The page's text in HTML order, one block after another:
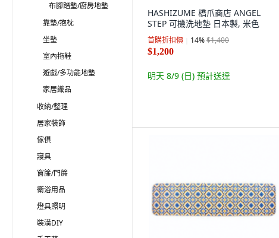
布腳踏墊/廚房地墊
靠墊/抱枕
坐墊
室內拖鞋
遊戲/多功能地墊
家居織品
收納/整理
居家裝飾
傢俱
寢具
窗簾/門簾
衛浴用品
燈具照明
裝潢DIY
HASHIZUME 橋爪商店 ANGEL
STEP 可機洗地墊 日本製, 米色
首購折扣價 14%$1,400
$1,200
明天 8/9 (日) 預計送達